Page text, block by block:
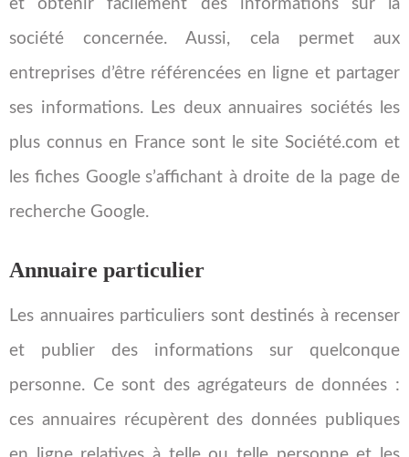
et obtenir facilement des informations sur la
société concernée. Aussi, cela permet aux
entreprises d’être référencées en ligne et partager
ses informations. Les deux annuaires sociétés les
plus connus en France sont le site Société.com et
les fiches Google s’affichant à droite de la page de
recherche Google.
Annuaire particulier
Les annuaires particuliers sont destinés à recenser
et publier des informations sur quelconque
personne. Ce sont des agrégateurs de données :
ces annuaires récupèrent des données publiques